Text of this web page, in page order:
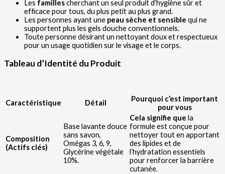
Les famillescherchant un seul produit d’hygiène sûr et
efficace pour tous, du plus petit au plus grand.
Les personnes ayant une peau sèche et sensible qui ne
supportent plus les gels douche conventionnels.
Toute personne désirant un nettoyant doux et respectueux
pour un usage quotidien sur le visage et le corps.
Tableau d’Identité du Produit
Caractéristique Détail
Pourquoi c’est important
pour vous
Composition
(Actifs clés)
Base lavante douce
sans savon,
Omégas 3, 6, 9,
Glycérine végétale
10%.
Cela signifie que la
formule est conçue pour
nettoyer tout en apportant
des lipides et de
l’hydratation essentiels
pour renforcer la barrière
cutanée.